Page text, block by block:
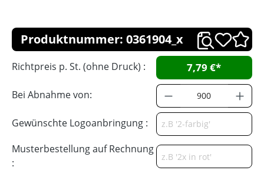
Produktnummer: 0361904_x
Richtpreis p. St. (ohne Druck) : 7,79 €*
Bei Abnahme von:
Gewünschte Logoanbringung :
Musterbestellung auf Rechnung
: